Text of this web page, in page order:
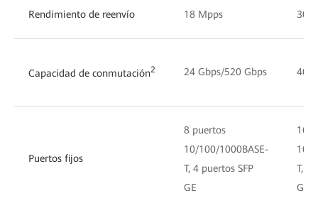
Rendimiento de reenvío 18 Mpps 30
Capacidad de conmutación2 24 Gbps/520 Gbps 40
Puertos fijos
8 puertos
10/100/1000BASE-
T, 4 puertos SFP
GE
16
10/
T, 4
GE